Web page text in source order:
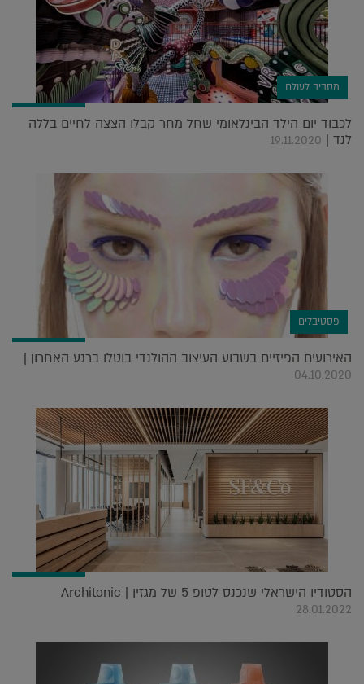
מסביב לעולם
לכבוד יום הילד הבינלאומי שחל מחר קבלו הצצה לחיים בללה
לנד | 19.11.2020
פסטיבלים
האירועים הפיזיים בשבוע העיצוב ההולנדי בוטלו ברגע האחרון |
04.10.2020
הסטודיו הישראלי שנכנס לטופ 5 של מגזין Architonic |
28.01.2022